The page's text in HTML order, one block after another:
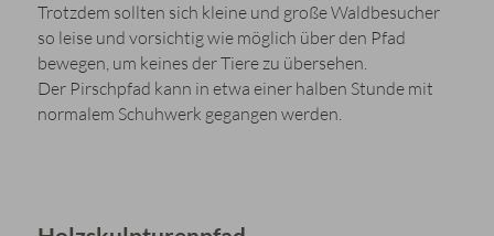
Trotzdem sollten sich kleine und große Waldbesucher
so leise und vorsichtig wie möglich über den Pfad
bewegen, um keines der Tiere zu übersehen.
Der Pirschpfad kann in etwa einer halben Stunde mit
normalem Schuhwerk gegangen werden.